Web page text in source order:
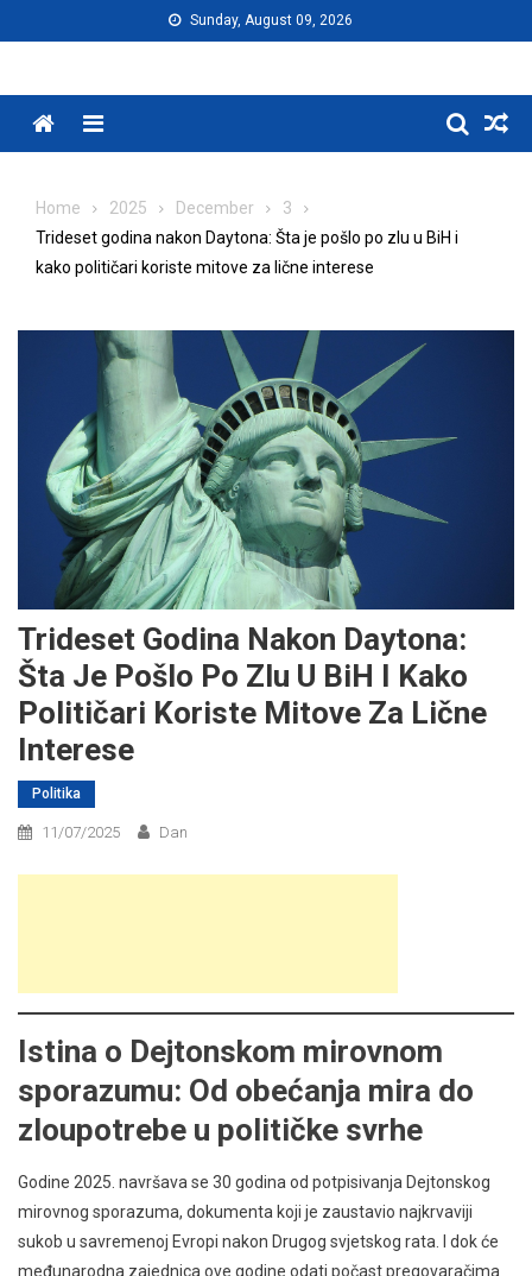
to
Sunday, August 09, 2026
Menu
Home 2025 December
3
Trideset godina nakon Daytona: Šta je pošlo po zlu u BiH i
kako političari koriste mitove za lične interese
Trideset Godina Nakon Daytona:
Šta Je Pošlo Po Zlu U BiH I Kako
Političari Koriste Mitove Za Lične
Interese
Politika
11/07/2025 Dan
Istina o Dejtonskom mirovnom
sporazumu: Od obećanja mira do
zloupotrebe u političke svrhe
Godine 2025. navršava se 30 godina od potpisivanja Dejtonskog
mirovnog sporazuma, dokumenta koji je zaustavio najkrvaviji
sukob u savremenoj Evropi nakon Drugog svjetskog rata. I dok će
međunarodna zajednica ove godine odati počast pregovaračima